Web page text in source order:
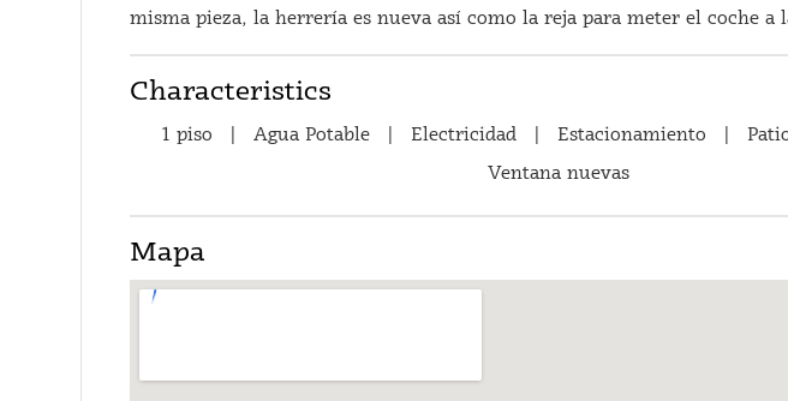
misma pieza, la herrería es nueva así como la reja para meter el coche a
Characteristics
1 piso Agua Potable Electricidad Estacionamiento
Ventana nuevas
Mapa